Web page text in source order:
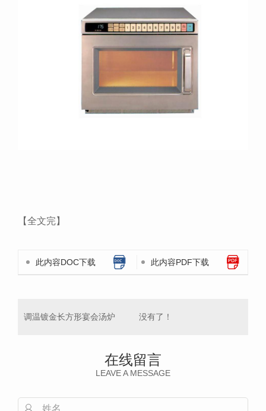
【全文完】
此内容DOC下载 此内容PDF下载
调温镀金长方形宴会汤炉 没有了！
在线留言
LEAVE A MESSAGE